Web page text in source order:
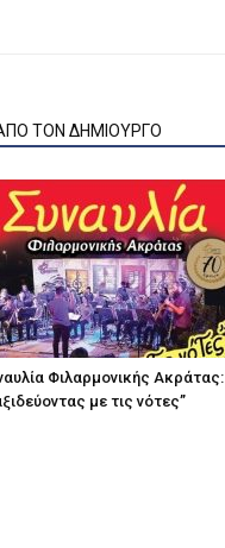
ΤΟΝ ΔΗΜΙΟΥΡΓΟ
Φιλαρμονικής Ακράτας:
με τις νότες”